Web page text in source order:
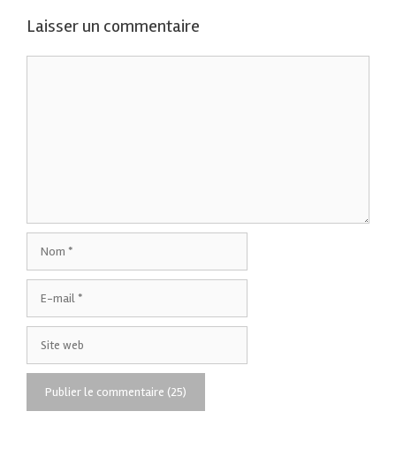
Laisser un commentaire